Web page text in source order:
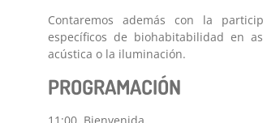
Contaremos además con la
específicos de biohabitabilidad en
acústica o la iluminación.
PROGRAMACIÓN
11:00. Bienvenida.